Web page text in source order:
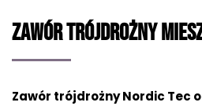
Zawór trójdrożny
Zawór trójdrożny Nordic Tec